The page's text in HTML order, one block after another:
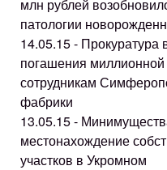
млн рублей
патологии
14.05.15 - Прокуратура
погашения
сотрудникам
фабрики
13.05.15 -
местонахождение
участков в Укромном